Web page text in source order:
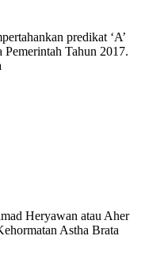
predikat ‘A’
Tahun 2017.
Heryawan atau Aher
Astha Brata